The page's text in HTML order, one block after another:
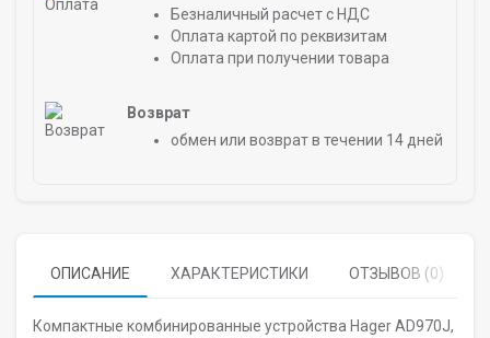
Безналичный расчет с НДС
Оплата картой по реквизитам
Оплата при получении товара
Возврат
обмен или возврат в течении 14 дней
ОПИСАНИЕ ХАРАКТЕРИСТИКИ ОТЗЫВОВ (0)
Компактные комбинированные устройства Hager AD970J,